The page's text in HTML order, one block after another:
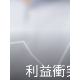
利益衝